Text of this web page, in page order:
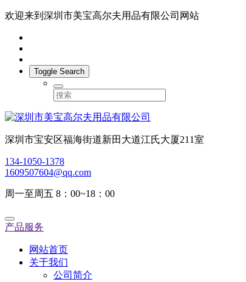
欢迎来到深圳市美宝高尔夫用品有限公司网站
Toggle Search
深圳市宝安区福海街道新田大道江氏大厦211室
134-1050-1378
1609507604@qq.com
周一至周五 8：00~18：00
产品服务
网站首页
关于我们
公司简介